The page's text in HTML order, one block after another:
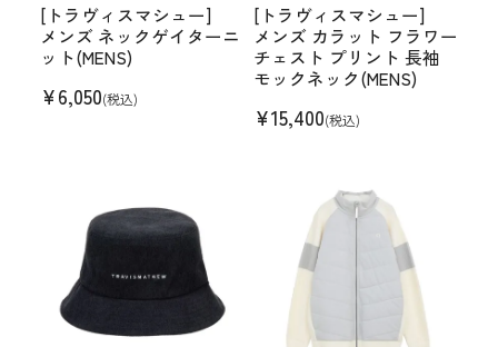
[トラヴィスマシュー]
メンズ ネックゲイターニ
ット(MENS)
¥6,050(税込)
[トラヴィスマシュー]
メンズ カラット フラワー
チェスト プリント 長袖
モックネック(MENS)
¥15,400(税込)